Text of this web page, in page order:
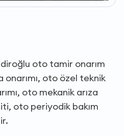
oto tamir onarım
onarımı, oto özel teknik
oto mekanik arıza
oto periyodik bakım